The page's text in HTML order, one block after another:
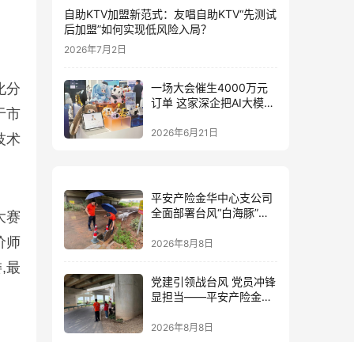
分
市
术
赛
师
最
自助KTV加盟新范式：友唱自助KTV“先测试
后加盟”如何实现低风险入局？
2026年7月2日
一场大会催生4000万元
订单 这家深企把AI大模型
2026年6月21日
平安产险金华中心支公司
全面部署台风“白海豚”防
2026年8月8日
党建引领战台风 党员冲锋
显担当——平安产险金华
一线
2026年8月8日